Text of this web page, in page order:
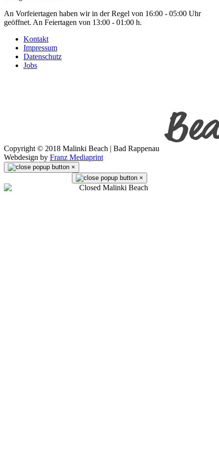
An Vorfeiertagen haben wir in der Regel von 16:00 - 05:00 Uhr
geöffnet. An Feiertagen von 13:00 - 01:00 h.
Kontakt
Impressum
Datenschutz
Jobs
Copyright © 2018 Malinki Beach | Bad Rappenau
Webdesign by Franz Mediaprint
×
×